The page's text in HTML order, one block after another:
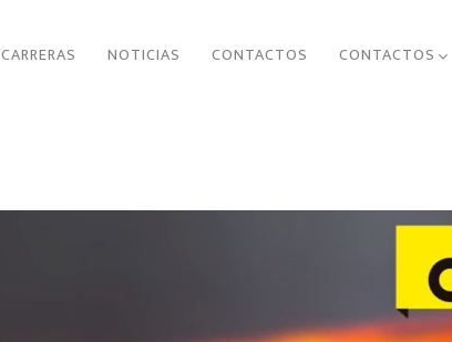
CARRERAS NOTICIAS CONTACTOS CONTACTOS